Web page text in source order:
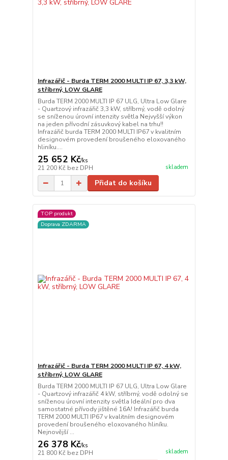
Infrazářič - Burda TERM 2000 MULTI IP 67, 3,3 kW,
stříbrný, LOW GLARE
Burda TERM 2000 MULTI IP 67 ULG, Ultra Low Glare
- Quartzový infrazářič 3,3 kW, stříbrný, vodě odolný
se sníženou úrovní intenzity světla Nejvyšší výkon
na jeden přívodní zásuvkový kabel na trhu!!
Infrazářič burda TERM 2000 MULTI IP67 v kvalitním
designovém provedení broušeného eloxovaného
hliníku....
25 652 Kč/ks
21 200 Kč bez DPH skladem
Přidat do košíku
TOP produkt
Doprava ZDARMA
Infrazářič - Burda TERM 2000 MULTI IP 67, 4 kW,
stříbrný, LOW GLARE
Burda TERM 2000 MULTI IP 67 ULG, Ultra Low Glare
- Quartzový infrazářič 4 kW, stříbrný, vodě odolný se
sníženou úrovní intenzity světla Ideální pro dva
samostatné přívody jištěné 16A! Infrazářič burda
TERM 2000 MULTI IP67 v kvalitním designovém
provedení broušeného eloxovaného hliníku.
Nejnovější ...
26 378 Kč/ks
21 800 Kč bez DPH skladem